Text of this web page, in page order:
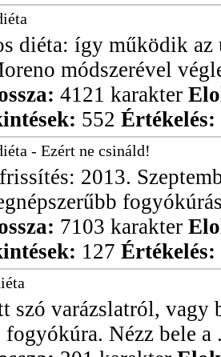
diéta: így működik
módszerével
4121 karakter
552 Értékelés:
- Ezért ne csináld!
2013.
7103 karakter
127 Értékelés:
szó varázslatról, vagy
fogyókúra. Nézz bele a